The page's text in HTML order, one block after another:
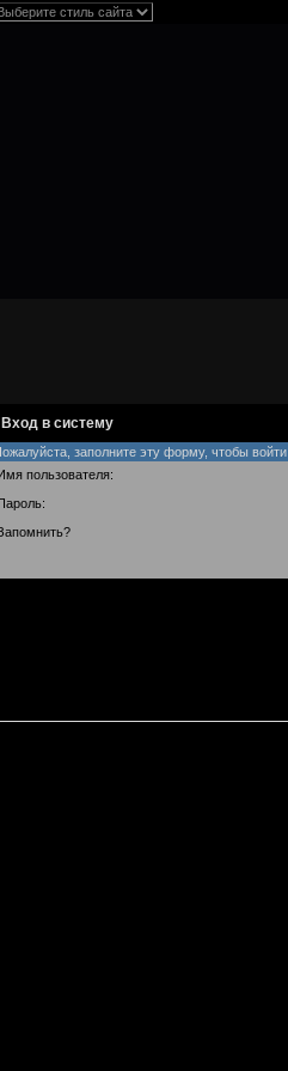
Вход в систему
заполните эту форму, чтобы войти
пользователя: